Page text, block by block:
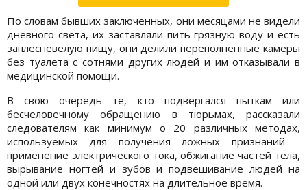
По словам бывших заключенных, они месяцами не видели
дневного света, их заставляли пить грязную воду и есть
заплесневелую пищу, они делили переполненные камеры
без туалета с сотнями других людей и им отказывали в
медицинской помощи.
В свою очередь те, кто подвергался пыткам или
бесчеловечному обращению в тюрьмах, рассказали
следователям как минимум о 20 различных методах,
используемых для получения ложных признаний -
применение электрического тока, обжигание частей тела,
вырывание ногтей и зубов и подвешивание людей на
одной или двух конечностях на длительное время.